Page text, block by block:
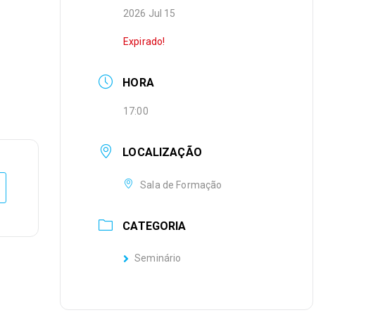
2026 Jul 15
Expirado!
HORA
17:00
LOCALIZAÇÃO
Sala de Formação
CATEGORIA
Seminário